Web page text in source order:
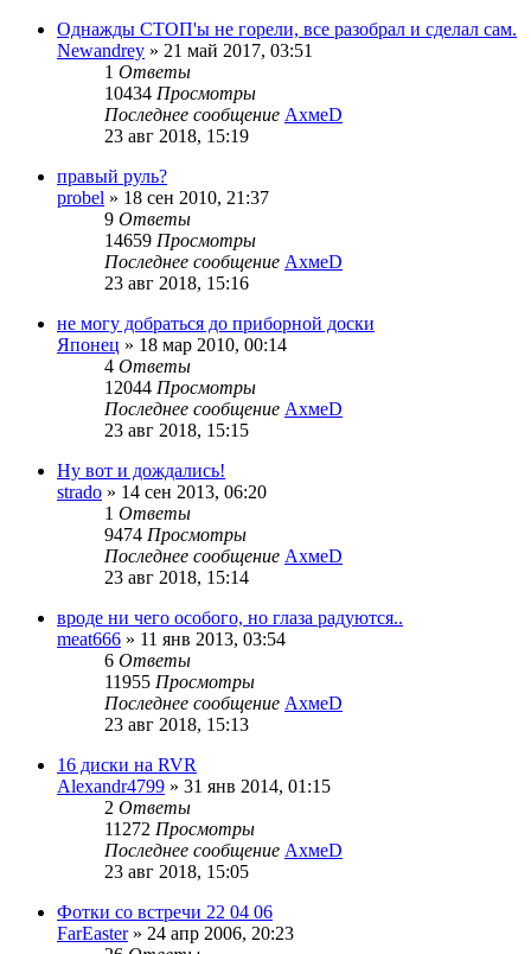
Однажды СТОП'ы не горели, все разобрал и сделал сам.
Newandrey » 21 май 2017, 03:51
1 Ответы
10434 Просмотры
Последнее сообщение АхмеD
23 авг 2018, 15:19
правый руль?
probel » 18 сен 2010, 21:37
9 Ответы
14659 Просмотры
Последнее сообщение АхмеD
23 авг 2018, 15:16
не могу добраться до приборной доски
Японец » 18 мар 2010, 00:14
4 Ответы
12044 Просмотры
Последнее сообщение АхмеD
23 авг 2018, 15:15
Ну вот и дождались!
strado » 14 сен 2013, 06:20
1 Ответы
9474 Просмотры
Последнее сообщение АхмеD
23 авг 2018, 15:14
вроде ни чего особого, но глаза радуются..
meat666 » 11 янв 2013, 03:54
6 Ответы
11955 Просмотры
Последнее сообщение АхмеD
23 авг 2018, 15:13
16 диски на RVR
Alexandr4799 » 31 янв 2014, 01:15
2 Ответы
11272 Просмотры
Последнее сообщение АхмеD
23 авг 2018, 15:05
Фотки со встречи 22 04 06
FarEaster» 24 апр 2006, 20:23